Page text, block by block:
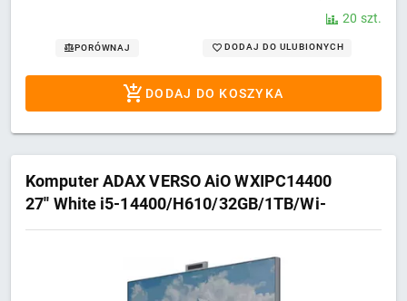
20 szt.
PORÓWNAJ DODAJ DO ULUBIONYCH
DODAJ DO KOSZYKA
Komputer ADAX VERSO AiO WXIPC14400
27'' White i5-14400/H610/32GB/1TB/Wi-
Fi/BT/W11Pro